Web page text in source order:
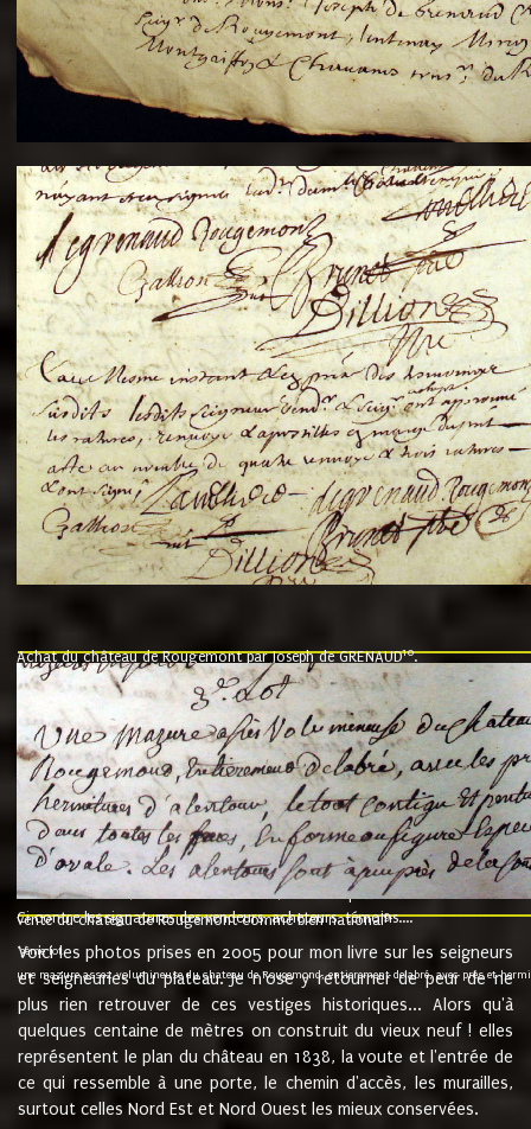
Achat du château de Rougemont par Joseph de GRENAUD10.
"l'an mil six cent soixante treze le ving neuvième jour du mois de
nommé fut présent Messire Claude Guillaume de Moyriat chevalier baron
vend, purement simplement et irrevocablement a monseigneur monsieur
et chavannes conseiller du roy au parlement de Bourgogne, present et
que le dit seigneur Baron de la Vellière a sur ses hommes, indivisables et
de la Velliere tout ainsi et comme le dit seigneur Baron et ses
présent......"
suivent les rentes, donation des terriers, etc... au prix de 880 livre louis
Ci contre les signatures des vendeurs, acheteurs, témoins....
vente du château de Rougemont comme bien national9.
"3ème lot
une mazure assez volumineuse du chateau de Rougemond, entierement delabré, avec près et
Voici les photos prises en 2005 pour mon livre sur les seigneurs
et seigneuries du plateau. Je n'ose y retourner de peur de ne
plus rien retrouver de ces vestiges historiques... Alors qu'à
quelques centaine de mètres on construit du vieux neuf ! elles
représentent le plan du château en 1838, la voute et l'entrée de
ce qui ressemble à une porte, le chemin d'accès, les murailles,
surtout celles Nord Est et Nord Ouest les mieux conservées.